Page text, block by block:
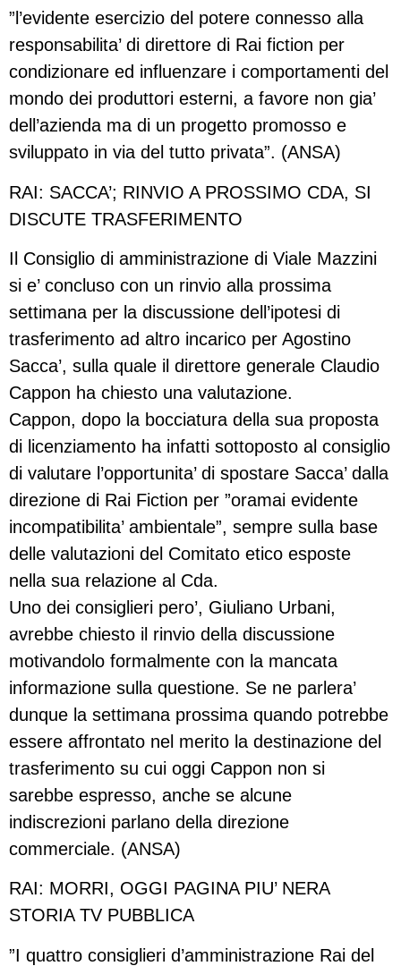
”l’evidente esercizio del potere connesso alla
responsabilita’ di direttore di Rai fiction per
condizionare ed influenzare i comportamenti del
mondo dei produttori esterni, a favore non gia’
dell’azienda ma di un progetto promosso e
sviluppato in via del tutto privata”. (ANSA)
RAI: SACCA’; RINVIO A PROSSIMO CDA, SI
DISCUTE TRASFERIMENTO
Il Consiglio di amministrazione di Viale Mazzini
si e’ concluso con un rinvio alla prossima
settimana per la discussione dell’ipotesi di
trasferimento ad altro incarico per Agostino
Sacca’, sulla quale il direttore generale Claudio
Cappon ha chiesto una valutazione.
Cappon, dopo la bocciatura della sua proposta
di licenziamento ha infatti sottoposto al consiglio
di valutare l’opportunita’ di spostare Sacca’ dalla
direzione di Rai Fiction per ”oramai evidente
incompatibilita’ ambientale”, sempre sulla base
delle valutazioni del Comitato etico esposte
nella sua relazione al Cda.
Uno dei consiglieri pero’, Giuliano Urbani,
avrebbe chiesto il rinvio della discussione
motivandolo formalmente con la mancata
informazione sulla questione. Se ne parlera’
dunque la settimana prossima quando potrebbe
essere affrontato nel merito la destinazione del
trasferimento su cui oggi Cappon non si
sarebbe espresso, anche se alcune
indiscrezioni parlano della direzione
commerciale. (ANSA)
RAI: MORRI, OGGI PAGINA PIU’ NERA
STORIA TV PUBBLICA
”I quattro consiglieri d’amministrazione Rai del